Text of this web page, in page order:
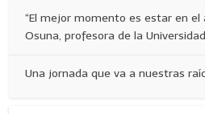
“El mejor momento es estar en el
Osuna, profesora de la
Una jornada que va a nuestras